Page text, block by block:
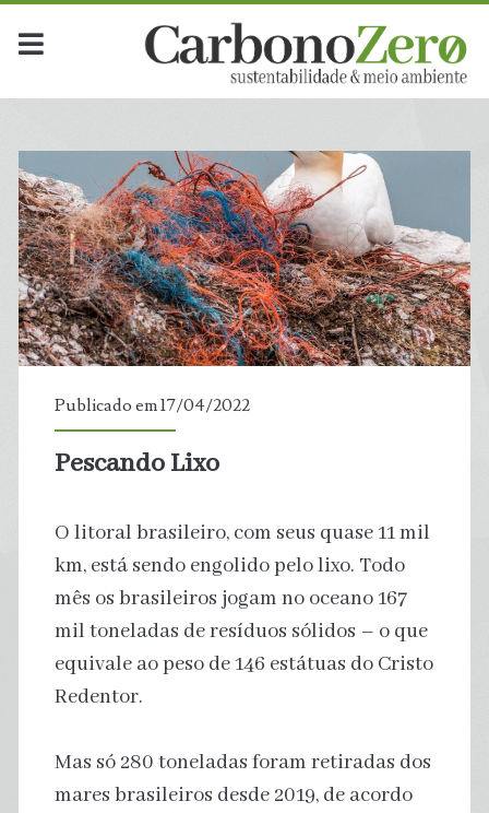
Publicado em 17/04/2022
Pescando Lixo
O litoral brasileiro, com seus quase 11 mil
km, está sendo engolido pelo lixo. Todo
mês os brasileiros jogam no oceano 167
mil toneladas de resíduos sólidos – o que
equivale ao peso de 146 estátuas do Cristo
Redentor.
Mas só 280 toneladas foram retiradas dos
mares brasileiros desde 2019, de acordo